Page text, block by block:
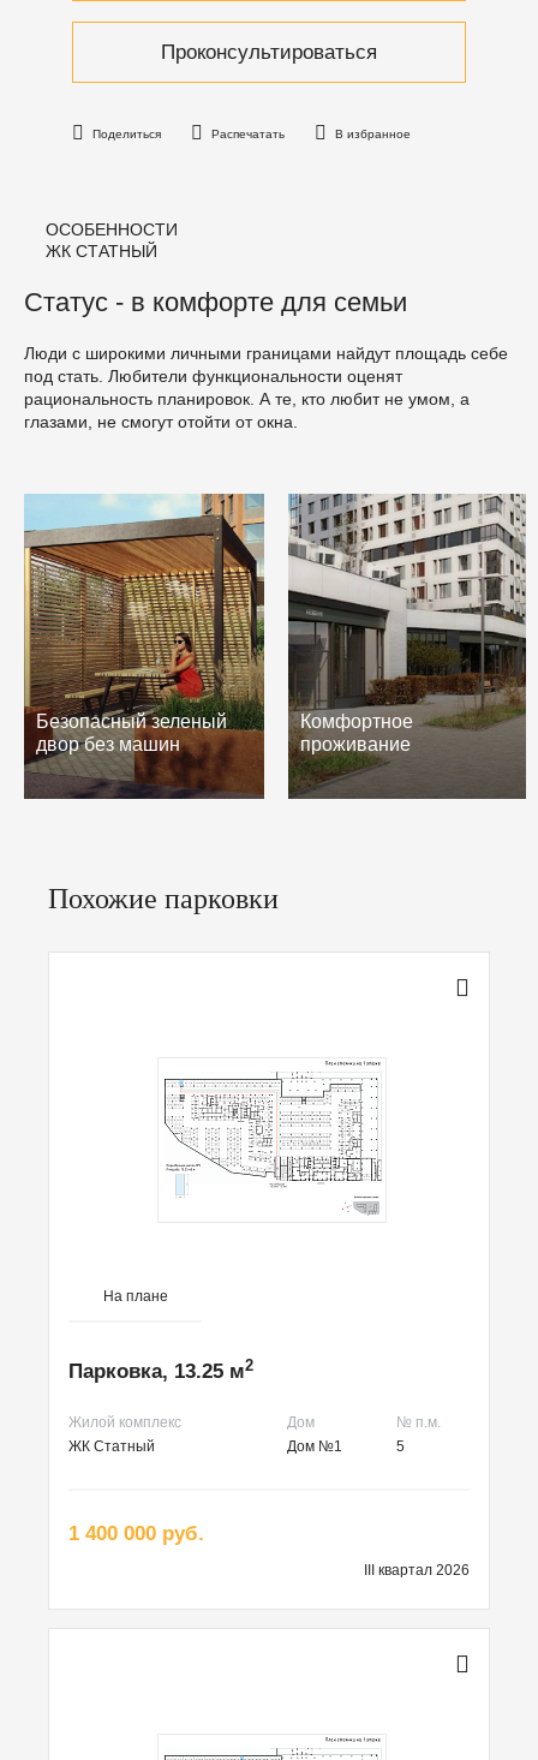
Поделиться Распечатать В избранное
Проконсультироваться
ОСОБЕННОСТИ
ЖК СТАТНЫЙ
Статус - в комфорте для семьи
Люди с широкими личными границами найдут площадь себе
под стать. Любители функциональности оценят
рациональность планировок. А те, кто любит не умом, а
глазами, не смогут отойти от окна.
Безопасный зеленый
двор без машин
Комфортное
проживание
Похожие парковки
На плане
Парковка, 13.25 м2
Жилой комплекс Дом
№ п.м.
ЖК Статный
Дом №1 5
1 400 000 руб.
III квартал 2026